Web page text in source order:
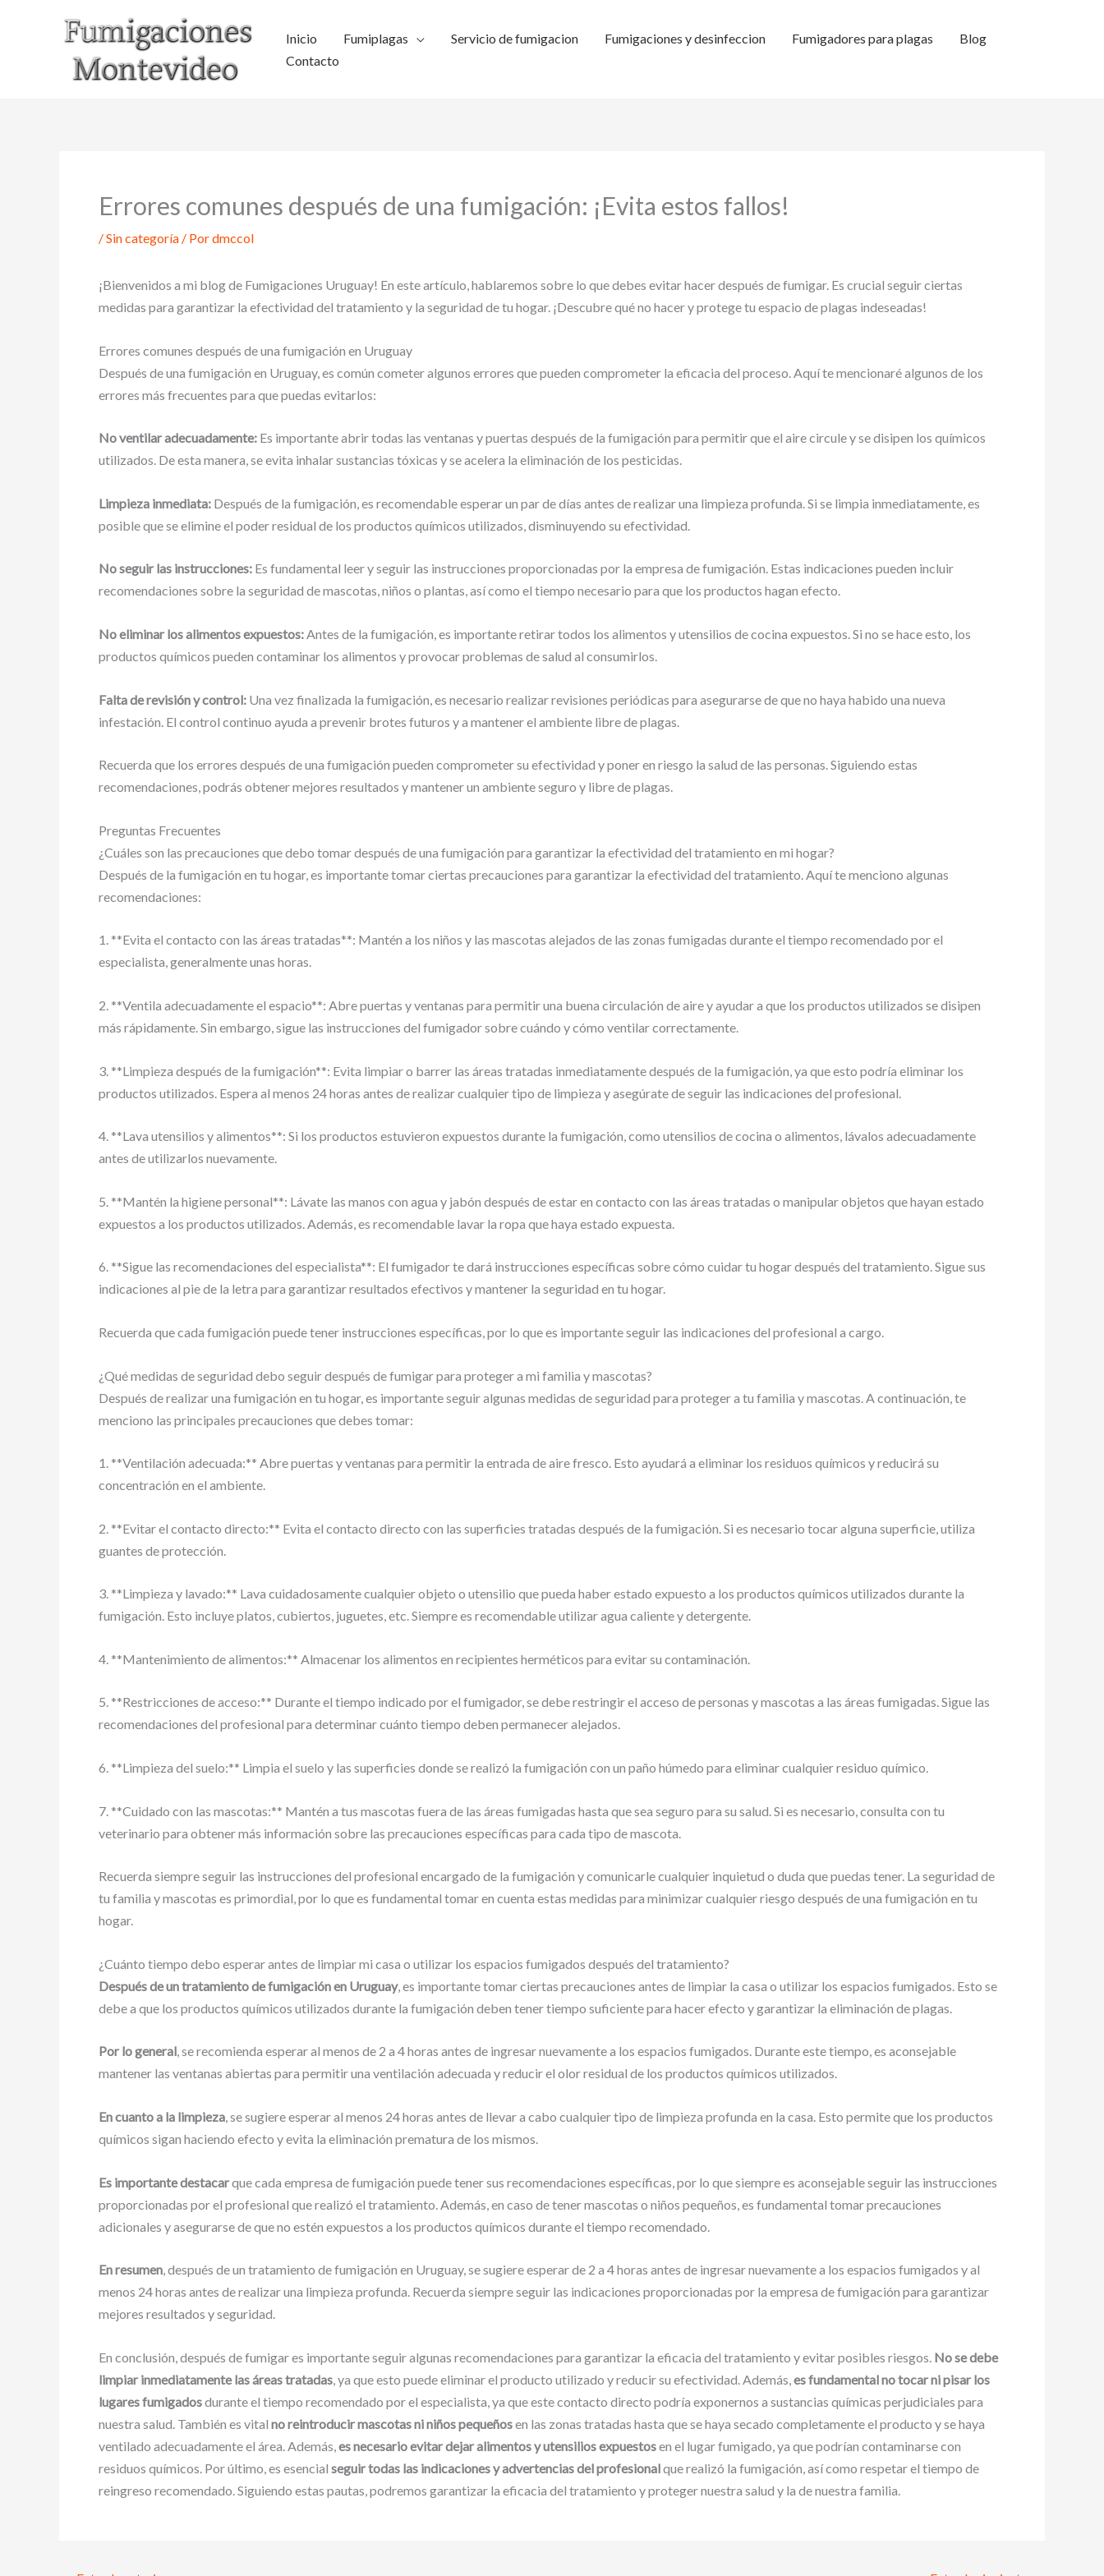
Inicio Fumiplagas Servicio de fumigacion Fumigaciones y desinfeccion Fumigadores para plagas
Blog
Contacto
Errores comunes después de una fumigación: ¡Evita estos fallos!
/Sin categoría / Pordmccol
¡Bienvenidos a mi blog de Fumigaciones Uruguay! En este artículo, hablaremos sobre lo que debes evitar hacer después de fumigar. Es crucial seguir ciertas
medidas para garantizar la efectividad del tratamiento y la seguridad de tu hogar. ¡Descubre qué no hacer y protege tu espacio de plagas indeseadas!
Errores comunes después de una fumigación en Uruguay
Después de una fumigación en Uruguay, es común cometer algunos errores que pueden comprometer la eficacia del proceso. Aquí te mencionaré algunos de los
errores más frecuentes para que puedas evitarlos:
No ventilar adecuadamente: Es importante abrir todas las ventanas y puertas después de la fumigación para permitir que el aire circule y se disipen los químicos
utilizados. De esta manera, se evita inhalar sustancias tóxicas y se acelera la eliminación de los pesticidas.
Limpieza inmediata: Después de la fumigación, es recomendable esperar un par de días antes de realizar una limpieza profunda. Si se limpia inmediatamente, es
posible que se elimine el poder residual de los productos químicos utilizados, disminuyendo su efectividad.
No seguir las instrucciones: Es fundamental leer y seguir las instrucciones proporcionadas por la empresa de fumigación. Estas indicaciones pueden incluir
recomendaciones sobre la seguridad de mascotas, niños o plantas, así como el tiempo necesario para que los productos hagan efecto.
No eliminar los alimentos expuestos:Antes de la fumigación, es importante retirar todos los alimentos y utensilios de cocina expuestos. Si no se hace esto, los
productos químicos pueden contaminar los alimentos y provocar problemas de salud al consumirlos.
Falta de revisión y control: Una vez finalizada la fumigación, es necesario realizar revisiones periódicas para asegurarse de que no haya habido una nueva
infestación. El control continuo ayuda a prevenir brotes futuros y a mantener el ambiente libre de plagas.
Recuerda que los errores después de una fumigación pueden comprometer su efectividad y poner en riesgo la salud de las personas. Siguiendo estas
recomendaciones, podrás obtener mejores resultados y mantener un ambiente seguro y libre de plagas.
Preguntas Frecuentes
¿Cuáles son las precauciones que debo tomar después de una fumigación para garantizar la efectividad del tratamiento en mi hogar?
Después de la fumigación en tu hogar, es importante tomar ciertas precauciones para garantizar la efectividad del tratamiento. Aquí te menciono algunas
recomendaciones:
1. **Evita el contacto con las áreas tratadas**: Mantén a los niños y las mascotas alejados de las zonas fumigadas durante el tiempo recomendado por el
especialista, generalmente unas horas.
2. **Ventila adecuadamente el espacio**: Abre puertas y ventanas para permitir una buena circulación de aire y ayudar a que los productos utilizados se disipen
más rápidamente. Sin embargo, sigue las instrucciones del fumigador sobre cuándo y cómo ventilar correctamente.
3. **Limpieza después de la fumigación**: Evita limpiar o barrer las áreas tratadas inmediatamente después de la fumigación, ya que esto podría eliminar los
productos utilizados. Espera al menos 24 horas antes de realizar cualquier tipo de limpieza y asegúrate de seguir las indicaciones del profesional.
4. **Lava utensilios y alimentos**: Si los productos estuvieron expuestos durante la fumigación, como utensilios de cocina o alimentos, lávalos adecuadamente
antes de utilizarlos nuevamente.
5. **Mantén la higiene personal**: Lávate las manos con agua y jabón después de estar en contacto con las áreas tratadas o manipular objetos que hayan estado
expuestos a los productos utilizados. Además, es recomendable lavar la ropa que haya estado expuesta.
6. **Sigue las recomendaciones del especialista**: El fumigador te dará instrucciones específicas sobre cómo cuidar tu hogar después del tratamiento. Sigue sus
indicaciones al pie de la letra para garantizar resultados efectivos y mantener la seguridad en tu hogar.
Recuerda que cada fumigación puede tener instrucciones específicas, por lo que es importante seguir las indicaciones del profesional a cargo.
¿Qué medidas de seguridad debo seguir después de fumigar para proteger a mi familia y mascotas?
Después de realizar una fumigación en tu hogar, es importante seguir algunas medidas de seguridad para proteger a tu familia y mascotas. A continuación, te
menciono las principales precauciones que debes tomar:
1. **Ventilación adecuada:** Abre puertas y ventanas para permitir la entrada de aire fresco. Esto ayudará a eliminar los residuos químicos y reducirá su
concentración en el ambiente.
2. **Evitar el contacto directo:** Evita el contacto directo con las superficies tratadas después de la fumigación. Si es necesario tocar alguna superficie, utiliza
guantes de protección.
3. **Limpieza y lavado:** Lava cuidadosamente cualquier objeto o utensilio que pueda haber estado expuesto a los productos químicos utilizados durante la
fumigación. Esto incluye platos, cubiertos, juguetes, etc. Siempre es recomendable utilizar agua caliente y detergente.
4. **Mantenimiento de alimentos:** Almacenar los alimentos en recipientes herméticos para evitar su contaminación.
5. **Restricciones de acceso:** Durante el tiempo indicado por el fumigador, se debe restringir el acceso de personas y mascotas a las áreas fumigadas. Sigue las
recomendaciones del profesional para determinar cuánto tiempo deben permanecer alejados.
6. **Limpieza del suelo:** Limpia el suelo y las superficies donde se realizó la fumigación con un paño húmedo para eliminar cualquier residuo químico.
7. **Cuidado con las mascotas:** Mantén a tus mascotas fuera de las áreas fumigadas hasta que sea seguro para su salud. Si es necesario, consulta con tu
veterinario para obtener más información sobre las precauciones específicas para cada tipo de mascota.
Recuerda siempre seguir las instrucciones del profesional encargado de la fumigación y comunicarle cualquier inquietud o duda que puedas tener. La seguridad de
tu familia y mascotas es primordial, por lo que es fundamental tomar en cuenta estas medidas para minimizar cualquier riesgo después de una fumigación en tu
hogar.
¿Cuánto tiempo debo esperar antes de limpiar mi casa o utilizar los espacios fumigados después del tratamiento?
Después de un tratamiento de fumigación en Uruguay, es importante tomar ciertas precauciones antes de limpiar la casa o utilizar los espacios fumigados. Esto se
debe a que los productos químicos utilizados durante la fumigación deben tener tiempo suficiente para hacer efecto y garantizar la eliminación de plagas.
Por lo general, se recomienda esperar al menos de 2 a 4 horas antes de ingresar nuevamente a los espacios fumigados. Durante este tiempo, es aconsejable
mantener las ventanas abiertas para permitir una ventilación adecuada y reducir el olor residual de los productos químicos utilizados.
En cuanto a la limpieza, se sugiere esperar al menos 24 horas antes de llevar a cabo cualquier tipo de limpieza profunda en la casa. Esto permite que los productos
químicos sigan haciendo efecto y evita la eliminación prematura de los mismos.
Es importante destacarque cada empresa de fumigación puede tener sus recomendaciones específicas, por lo que siempre es aconsejable seguir las instrucciones
proporcionadas por el profesional que realizó el tratamiento. Además, en caso de tener mascotas o niños pequeños, es fundamental tomar precauciones
adicionales y asegurarse de que no estén expuestos a los productos químicos durante el tiempo recomendado.
En resumen, después de un tratamiento de fumigación en Uruguay, se sugiere esperar de 2 a 4 horas antes de ingresar nuevamente a los espacios fumigados y al
menos 24 horas antes de realizar una limpieza profunda. Recuerda siempre seguir las indicaciones proporcionadas por la empresa de fumigación para garantizar
mejores resultados y seguridad.
En conclusión, después de fumigar es importante seguir algunas recomendaciones para garantizar la eficacia del tratamiento y evitar posibles riesgos. No se debe
limpiar inmediatamente las áreas tratadas, ya que esto puede eliminar el producto utilizado y reducir su efectividad. Además,es fundamental no tocar ni pisar los
lugares fumigadosdurante el tiempo recomendado por el especialista, ya que este contacto directo podría exponernos a sustancias químicas perjudiciales para
nuestra salud. También es vital no reintroducir mascotas ni niños pequeñosen las zonas tratadas hasta que se haya secado completamente el producto y se haya
ventilado adecuadamente el área. Además,es necesario evitar dejar alimentos y utensilios expuestosen el lugar fumigado, ya que podrían contaminarse con
residuos químicos. Por último, es esencial seguir todas las indicaciones y advertencias del profesionalque realizó la fumigación, así como respetar el tiempo de
reingreso recomendado. Siguiendo estas pautas, podremos garantizar la eficacia del tratamiento y proteger nuestra salud y la de nuestra familia.